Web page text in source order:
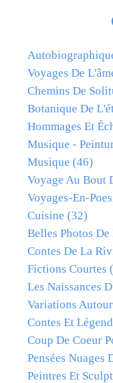
Voyages De
Chemins De
Botanique De
Hommages Et
Musique -
Musique (46)
Voyage Au Bout
Voyages-En-
Cuisine (32)
Belles Photos
Contes De La
Fictions Courtes
Les Naissances
Variations
Contes Et
Coup De Coeur
Pensées Nuages
Peintres Et